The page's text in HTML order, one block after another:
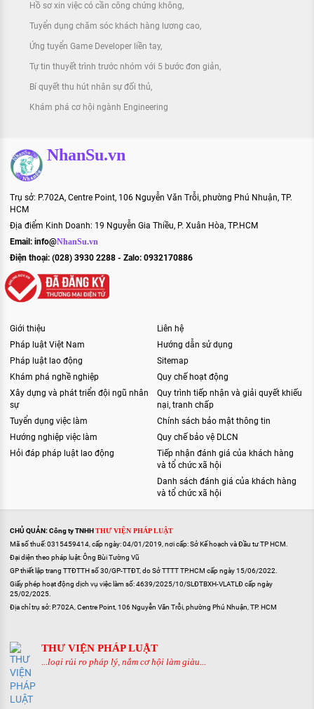
Hồ sơ xin việc có cần công chứng không
Tuyển dụng chăm sóc khách hàng lương cao
Ứng tuyển Game Developer liền tay
Tự tin thuyết trình trước nhóm với 5 bước đơn giản
Bí quyết thu hút nhân sự đối thủ
Khám phá cơ hội ngành Engineering
NhanSu.vn
Trụ sở: P.702A, Centre Point, 106 Nguyễn Văn Trỗi, phường Phú Nhuận, TP.
HCM
Địa điểm Kinh Doanh: 19 Nguyễn Gia Thiều, P. Xuân Hòa, TP.HCM
Email: info@NhanSu.vn
Điện thoại: (028) 3930 2288 - Zalo: 0932170886
Giới thiệu
Pháp luật Việt Nam
Pháp luật lao động
Khám phá nghề nghiệp
Xây dựng và phát triển đội ngũ nhân
sự
Tuyển dụng việc làm
Hướng nghiệp việc làm
Hỏi đáp pháp luật lao động
Liên hệ
Hướng dẫn sử dụng
Sitemap
Quy chế hoạt động
Quy trình tiếp nhận và giải quyết khiếu
nại, tranh chấp
Chính sách bảo mật thông tin
Quy chế bảo vệ DLCN
Tiếp nhận đánh giá của khách hàng
và tổ chức xã hội
Danh sách đánh giá của khách hàng
và tổ chức xã hội
CHỦ QUẢN: Công ty TNHHTHƯ VIỆN PHÁP LUẬT
Mã số thuế: 0315459414, cấp ngày: 04/01/2019, nơi cấp: Sở Kế hoạch và Đầu tư TP HCM.
Đại diện theo pháp luật: Ông Bùi Tường Vũ
GP thiết lập trang TTĐTTH số 30/GP-TTĐT, do Sở TTTT TP.HCM cấp ngày 15/06/2022.
Giấy phép hoạt động dịch vụ việc làm số: 4639/2025/10/SLĐTBXH-VLATLĐ cấp ngày
25/02/2025.
Địa chỉ trụ sở: P.702A, Centre Point, 106 Nguyễn Văn Trỗi, phường Phú Nhuận, TP. HCM
THƯ VIỆN PHÁP LUẬT
...loại rủi ro pháp lý, nắm cơ hội làm giàu...